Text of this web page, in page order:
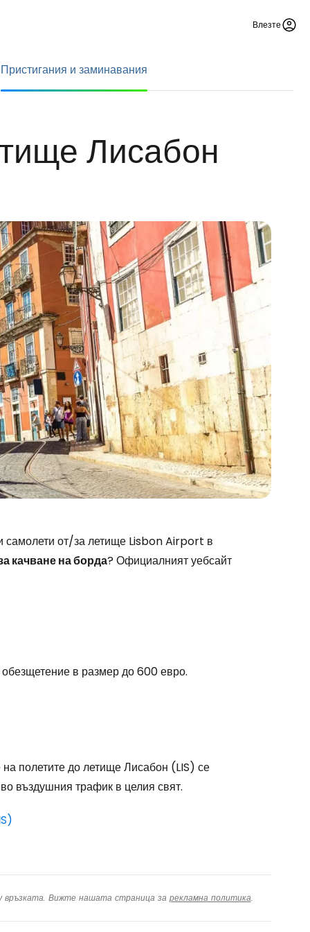
Влезте
Пристигания и заминавания
Лисабон
самолети от/за летище Lisbon Airport в
качване на борда? Официалният уебсайт
в размер до 600 евро.
полетите до летище Лисабон (LIS) се
въздушния трафик в целия свят.
връзката. Вижте нашата страница за рекламна политика.
с Facebook